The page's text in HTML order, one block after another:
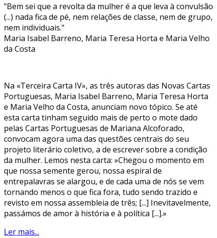
"Bem sei que a revolta da mulher é a que leva à convulsão
(...) nada fica de pé, nem relações de classe, nem de grupo,
nem individuais."
Maria Isabel Barreno, Maria Teresa Horta e Maria Velho
da Costa
Na «Terceira Carta IV», as três autoras das Novas Cartas
Portuguesas, Maria Isabel Barreno, Maria Teresa Horta
e Maria Velho da Costa, anunciam novo tópico. Se até
esta carta tinham seguido mais de perto o mote dado
pelas Cartas Portuguesas de Mariana Alcoforado,
convocam agora uma das questões centrais do seu
projeto literário coletivo, a de escrever sobre a condição
da mulher. Lemos nesta carta: »Chegou o momento em
que nossa semente gerou, nossa espiral de
entrepalavras se alargou, e de cada uma de nós se vem
tornando menos o que fica fora, tudo sendo trazido e
revisto em nossa assembleia de três; [...] Inevitavelmente,
passámos de amor à história e à política [...].»
Ler mais...